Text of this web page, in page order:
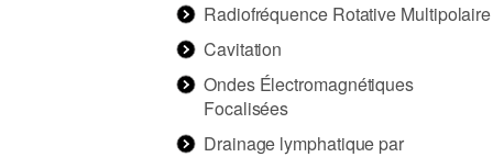
Radiofréquence Rotative Multipolaire
Cavitation
Ondes Électromagnétiques
Focalisées
Drainage lymphatique par